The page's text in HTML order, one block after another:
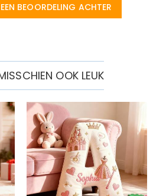
BEOORDELING ACHTER
OOK LEUK